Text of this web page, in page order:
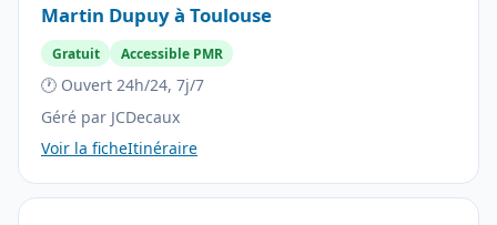
Martin Dupuy à Toulouse
Gratuit Accessible PMR
🕐 Ouvert 24h/24, 7j/7
Géré par JCDecaux
Voir la ficheItinéraire